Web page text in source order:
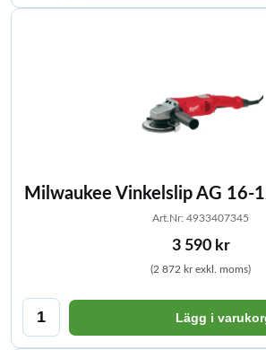
Milwaukee Vinkelslip AG 16-
Art.Nr: 4933407345
3 590 kr
(2 872 kr exkl. moms)
Lägg i